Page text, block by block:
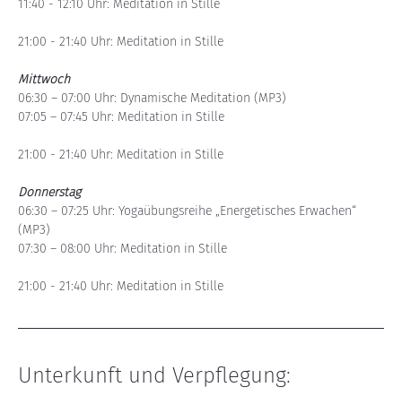
11:40 - 12:10 Uhr: Meditation in Stille
21:00 - 21:40 Uhr: Meditation in Stille
Mittwoch
06:30 – 07:00 Uhr: Dynamische Meditation (MP3)
07:05 – 07:45 Uhr: Meditation in Stille
21:00 - 21:40 Uhr: Meditation in Stille
Donnerstag
06:30 – 07:25 Uhr: Yogaübungsreihe „Energetisches Erwachen“
(MP3)
07:30 – 08:00 Uhr: Meditation in Stille
21:00 - 21:40 Uhr: Meditation in Stille
Unterkunft und Verpflegung: